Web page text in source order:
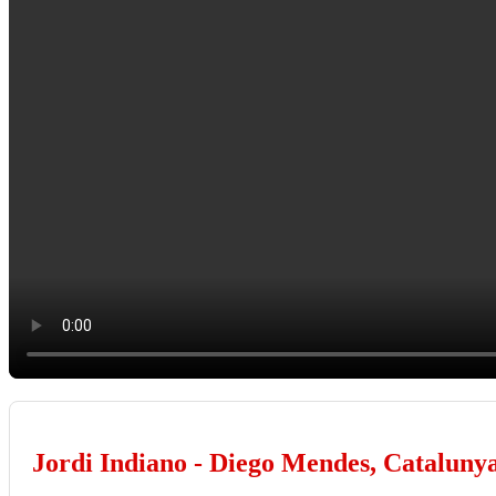
Jordi Indiano - Diego Mendes,